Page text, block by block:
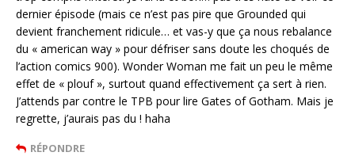
dernier épisode (mais ce n’est pas pire que Grounded qui
devient franchement ridicule… et vas-y que ça nous rebalance
du « american way » pour défriser sans doute les choqués de
l’action comics 900). Wonder Woman me fait un peu le même
effet de « plouf », surtout quand effectivement ça sert à rien.
J’attends par contre le TPB pour lire Gates of Gotham. Mais je
regrette, j’aurais pas du ! haha
RÉPONDRE